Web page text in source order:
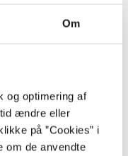
Om
og optimering af
ændre eller
på ”Cookies” i
om de anvendte